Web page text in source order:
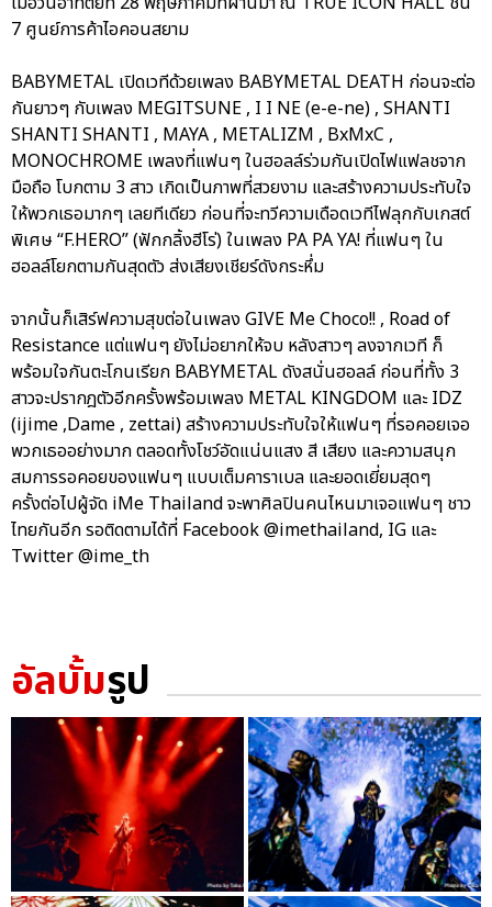
7 ศูนย์การค้าไอคอนสยาม
BABYMETAL เปิดเวทีด้วยเพลง BABYMETAL DEATH ก่อนจะต่อ
กันยาวๆ กับเพลง MEGITSUNE , I I NE (e-e-ne) , SHANTI
SHANTI SHANTI , MAYA , METALIZM , BxMxC ,
MONOCHROME เพลงที่แฟนๆ ในฮอลล์ร่วมกันเปิดไฟแฟลชจาก
มือถือ โบกตาม 3 สาว เกิดเป็นภาพที่สวยงาม และสร้างความประทับใจ
ให้พวกเธอมากๆ เลยทีเดียว ก่อนที่จะทวีความเดือดเวทีไฟลุกกับเกสต์
พิเศษ “F.HERO” (ฟักกลิ้งฮีโร่) ในเพลง PA PA YA! ที่แฟนๆ ใน
ฮอลล์โยกตามกันสุดตัว ส่งเสียงเชียร์ดังกระหึ่ม
จากนั้นก็เสิร์ฟความสุขต่อในเพลง GIVE Me Choco!! , Road of
Resistance แต่แฟนๆ ยังไม่อยากให้จบ หลังสาวๆ ลงจากเวที ก็
พร้อมใจกันตะโกนเรียก BABYMETAL ดังสนั่นฮอลล์ ก่อนที่ทั้ง 3
สาวจะปรากฎตัวอีกครั้งพร้อมเพลง METAL KINGDOM และ IDZ
(ijime ,Dame , zettai) สร้างความประทับใจให้แฟนๆ ที่รอคอยเจอ
พวกเธออย่างมาก ตลอดทั้งโชว์อัดแน่นแสง สี เสียง และความสนุก
สมการรอคอยของแฟนๆ แบบเต็มคาราเบล และยอดเยี่ยมสุดๆ
ครั้งต่อไปผู้จัด iMe Thailand จะพาศิลปินคนไหนมาเจอแฟนๆ ชาว
ไทยกันอีก รอติดตามได้ที่ Facebook @imethailand, IG และ
Twitter @ime_th
อัลบั้มรูป